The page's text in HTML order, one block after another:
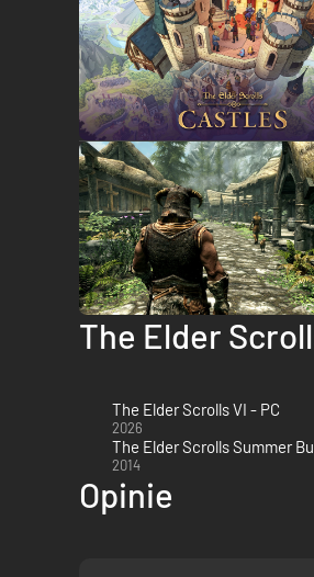
The Elder
The Elder Scrolls VI - PC
2026
The Elder Scrolls Summer
2014
Opinie